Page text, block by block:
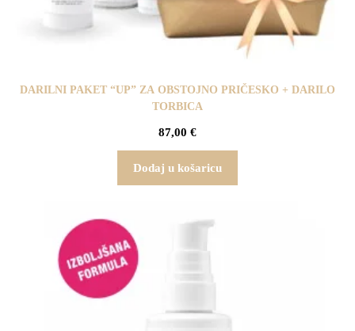
DARILNI PAKET “UP” ZA OBSTOJNO PRIČESKO + DARILO
TORBICA
87,00 €
Dodaj u košaricu